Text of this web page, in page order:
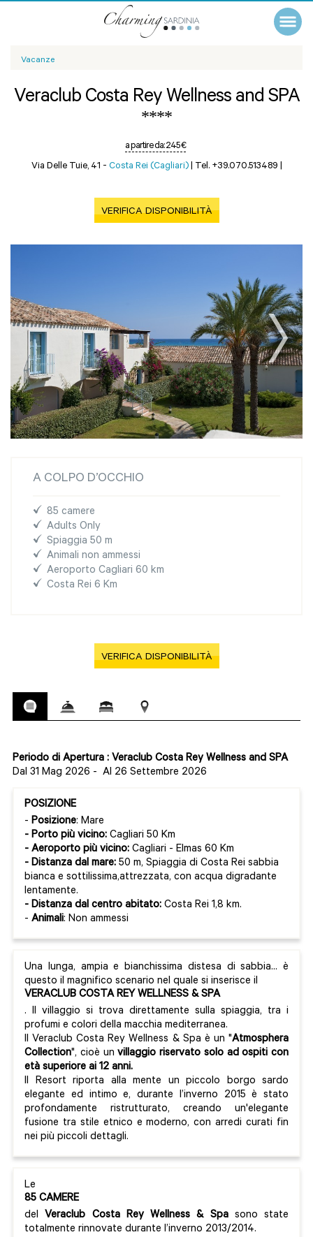
Vacanze
Veraclub Costa Rey Wellness and SPA
****
a partire da:245 €
Via Delle Tuie, 41 - Costa Rei (Cagliari) | Tel. +39.070.513489 |
VERIFICA DISPONIBILITÀ
A COLPO D’OCCHIO
85 camere
Adults Only
Spiaggia 50 m
Animali non ammessi
Aeroporto Cagliari 60 km
Costa Rei 6 Km
VERIFICA DISPONIBILITÀ
Periodo di Apertura : Veraclub Costa Rey Wellness and SPA
Dal 31 Mag 2026 - Al 26 Settembre 2026
POSIZIONE
- Posizione: Mare
- Porto più vicino: Cagliari 50 Km
- Aeroporto più vicino: Cagliari - Elmas 60 Km
- Distanza dal mare: 50 m, Spiaggia di Costa Rei sabbia
bianca e sottilissima,attrezzata, con acqua digradante
lentamente.
- Distanza dal centro abitato: Costa Rei 1,8 km.
- Animali: Non ammessi
Una lunga, ampia e bianchissima distesa di sabbia... è
questo il magnifico scenario nel quale si inserisce il
VERACLUB COSTA REY WELLNESS & SPA
. Il villaggio si trova direttamente sulla spiaggia, tra i
profumi e colori della macchia mediterranea.
Il Veraclub Costa Rey Wellness & Spa è un "Atmosphera
Collection", cioè un villaggio riservato solo ad ospiti con
età superiore ai 12 anni.
Il Resort riporta alla mente un piccolo borgo sardo
elegante ed intimo e, durante l’inverno 2015 è stato
profondamente ristrutturato, creando un'elegante
fusione tra stile etnico e moderno, con arredi curati fin
nei più piccoli dettagli.
Le
85 CAMERE
del Veraclub Costa Rey Wellness & Spasono state
totalmente rinnovate durante l’inverno 2013/2014.